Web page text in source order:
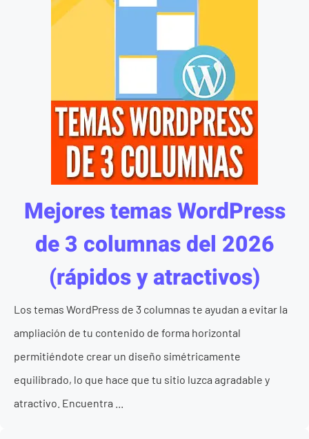
Mejores temas WordPress
de 3 columnas del 2026
(rápidos y atractivos)
Los temas WordPress de 3 columnas te ayudan a evitar la
ampliación de tu contenido de forma horizontal
permitiéndote crear un diseño simétricamente
equilibrado, lo que hace que tu sitio luzca agradable y
atractivo. Encuentra ...